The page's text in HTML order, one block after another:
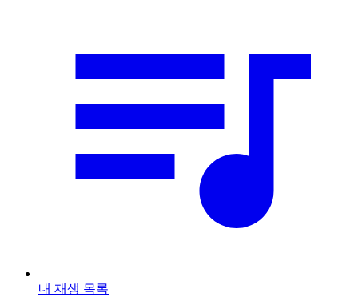
내 재생 목록